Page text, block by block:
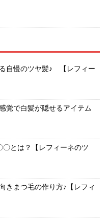
自慢のツヤ髪♪ 【レフィー
覚で白髪が隠せるアイテム
とは？【レフィーネのツ
きまつ毛の作り方♪【レフィ